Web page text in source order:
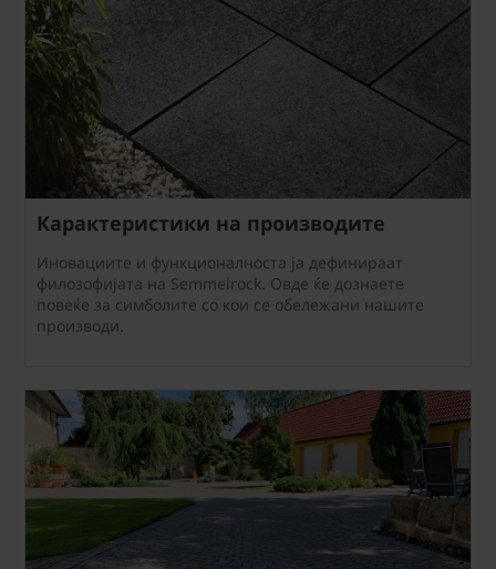
Карактеристики на производите
Иновациите и функционалноста ја дефинираат
филозофијата на Semmelrock. Овде ќе дознаете
повеќе за симболите со кои се обележани нашите
производи.